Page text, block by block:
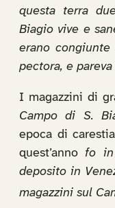
questa terra
Biagio vive e
erano
pectora, e
I magazzini di
Campo di S.
epoca di
quest’anno fo in
deposito in
magazzini sul